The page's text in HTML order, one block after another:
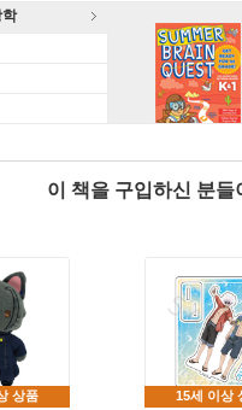
학
이 책을 구입하신 분
상품 15세 이상